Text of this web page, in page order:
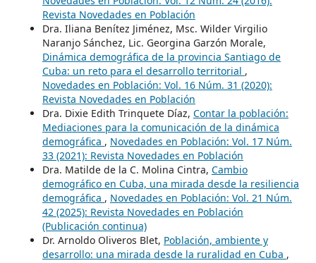
Revista Novedades en Población
Dra. Iliana Benítez Jiménez, Msc. Wilder Virgilio
Naranjo Sánchez, Lic. Georgina Garzón Morale,
Dinámica demográfica de la provincia Santiago de
Cuba: un reto para el desarrollo territorial ,
Novedades en Población: Vol. 16 Núm. 31 (2020):
Revista Novedades en Población
Dra. Dixie Edith Trinquete Díaz, Contar la población:
Mediaciones para la comunicación de la dinámica
demográfica , Novedades en Población: Vol. 17 Núm.
33 (2021): Revista Novedades en Población
Dra. Matilde de la C. Molina Cintra, Cambio
demográfico en Cuba, una mirada desde la resiliencia
demográfica , Novedades en Población: Vol. 21 Núm.
42 (2025): Revista Novedades en Población
(Publicación continua)
Dr. Arnoldo Oliveros Blet, Población, ambiente y
desarrollo: una mirada desde la ruralidad en Cuba ,